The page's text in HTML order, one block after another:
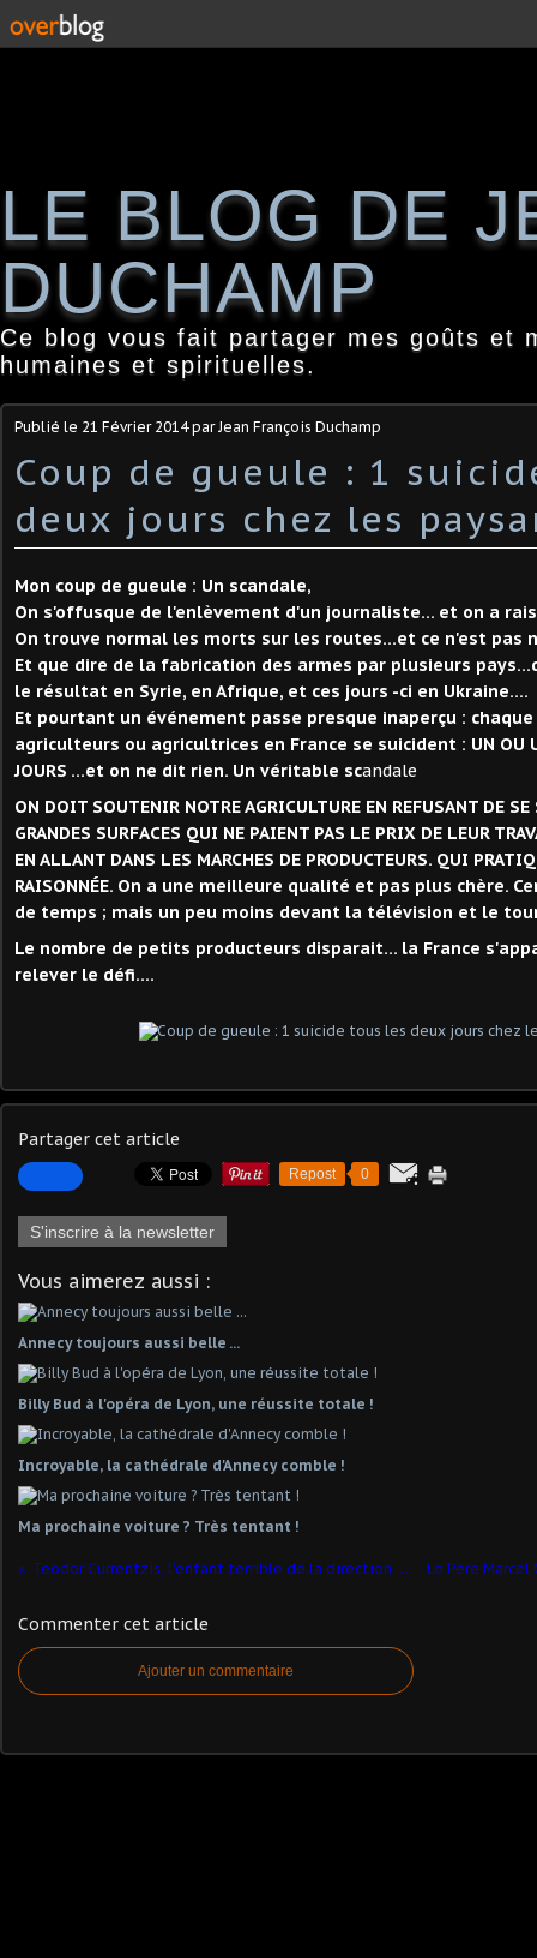
LE BLOG DE
DUCHAMP
Ce blog vous fait partager mes goûts et
humaines et spirituelles.
Publié le 21 Février 2014par Jean François Duchamp
Coup de gueule : 1
deux jours chez les
Mon coup de gueule : Un scandale,
On s'offusque de l'enlèvement d'un journaliste... et on a
On trouve normal les morts sur les routes...et ce n'est pas
Et que dire de la fabrication des armes par plusieurs
le résultat en Syrie, en Afrique, et ces jours -ci en Ukraine....
Et pourtant un événement passe presque inaperçu : chaque
agriculteurs ou agricultrices en France se suicident : UN OU
JOURS ...et on ne dit rien. Un véritable scandale
ON DOIT SOUTENIR NOTRE AGRICULTURE EN REFUSANT DE SE
GRANDES SURFACES QUI NE PAIENT PAS LE PRIX DE LEUR
EN ALLANT DANS LES MARCHES DE PRODUCTEURS. QUI
RAISONNÉE. On a une meilleure qualité et pas plus chère.
de temps ; mais un peu moins devant la télévision et le
Le nombre de petits producteurs disparait... la France
relever le défi....
Partager cet article
Repost 0
S'inscrire à la newsletter
Vous aimerez aussi :
Annecy toujours aussi belle ...
Billy Bud à l'opéra de Lyon, une réussite totale !
Incroyable, la cathédrale d'Annecy comble !
Ma prochaine voiture ? Très tentant !
Teodor Currentzis, l'enfant terrible de la direction d'orchestre
Commenter cet article
Ajouter un commentaire